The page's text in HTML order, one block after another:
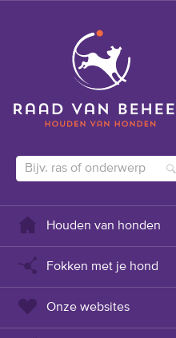
Houden van honden
Fokken met je hond
Onze websites